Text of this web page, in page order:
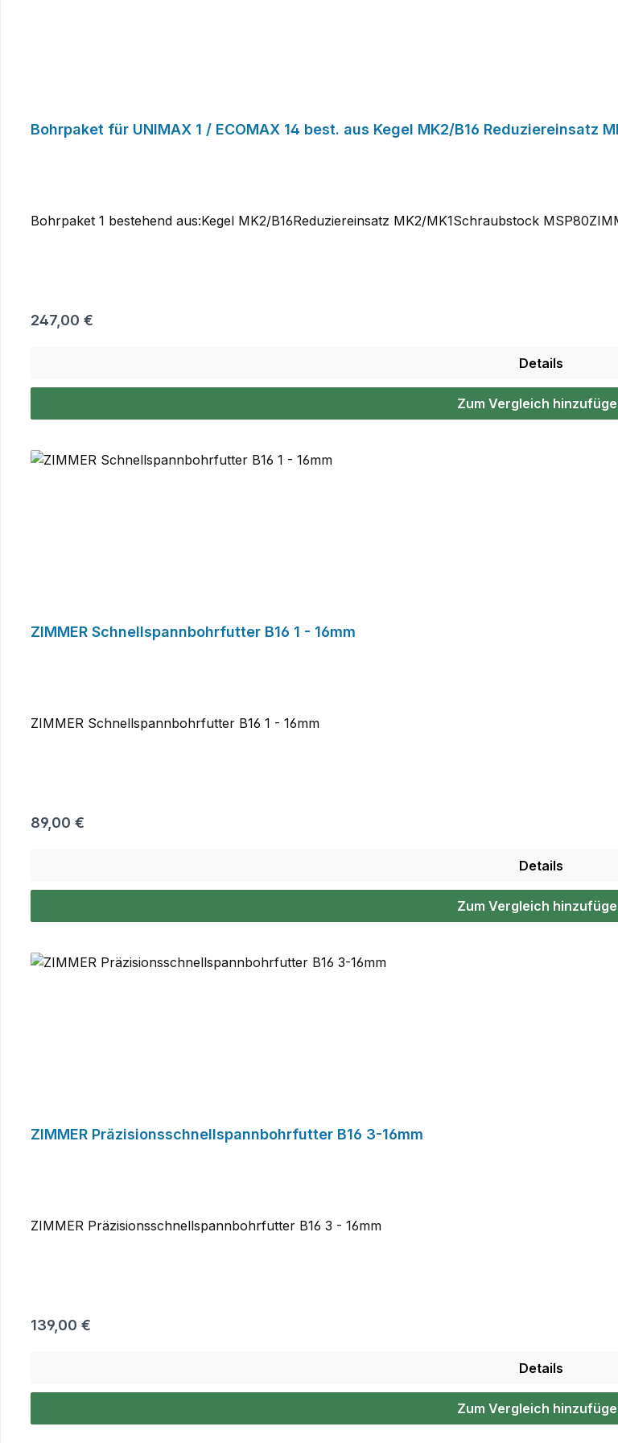
Bohrpaket für UNIMAX 1 / ECOMAX 14 best. aus Kegel MK2/B16 Reduziereinsatz
Bohrpaket 1 bestehend aus:Kegel MK2/B16Reduziereinsatz MK2/MK1Schraubstock
Regulärer Preis:
247,00 €
Details
Zum Vergleich
ZIMMER Schnellspannbohrfutter B16 1 - 16mm
ZIMMER Schnellspannbohrfutter B16 1 - 16mm
Regulärer Preis:
89,00 €
Details
Zum Vergleich
ZIMMER Präzisionsschnellspannbohrfutter B16 3-16mm
ZIMMER Präzisionsschnellspannbohrfutter B16 3 - 16mm
Regulärer Preis:
139,00 €
Details
Zum Vergleich